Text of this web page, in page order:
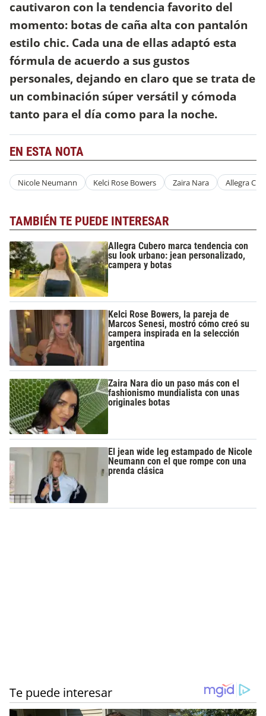
cautivaron con la tendencia favorito del
momento: botas de caña alta con pantalón
estilo chic. Cada una de ellas adaptó esta
fórmula de acuerdo a sus gustos
personales, dejando en claro que se trata de
un combinación súper versátil y cómoda
tanto para el día como para la noche.
EN ESTA NOTA
Nicole Neumann Kelci Rose Bowers Zaira Nara Allegra
TAMBIÉN TE PUEDE INTERESAR
Allegra Cubero marca tendencia con
su look urbano: jean personalizado,
campera y botas
Kelci Rose Bowers, la pareja de
Marcos Senesi, mostró cómo creó su
campera inspirada en la selección
argentina
Zaira Nara dio un paso más con el
fashionismo mundialista con unas
originales botas
El jean wide leg estampado de Nicole
Neumann con el que rompe con una
prenda clásica